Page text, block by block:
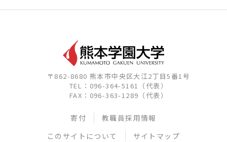
〒862-8680 熊本市中央区大江2丁目5番1号
TEL：096-364-5161（代表）
FAX：096-363-1289（代表）
寄付
教職員採用情報
このサイトについて
サイトマップ